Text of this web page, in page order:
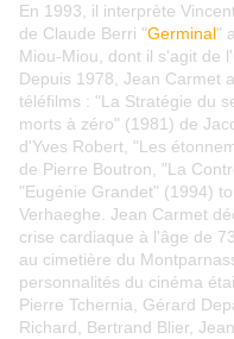
En 1993, il interprète
de Claude Berri "Germinal"
Miou-Miou, dont il s'agit de
Depuis 1978, Jean Carmet
téléfilms : "La Stratégie du
morts à zéro" (1981) de
d'Yves Robert, "Les
de Pierre Boutron, "La
"Eugénie Grandet" (1994)
Verhaeghe. Jean Carmet
crise cardiaque à l'âge de
au cimetière du
personnalités du cinéma
Pierre Tchernia, Gérard
Richard, Bertrand Blier,